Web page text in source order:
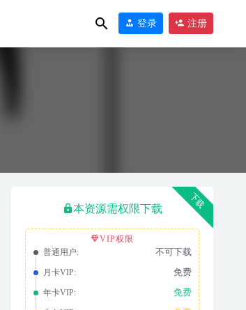
登录 注册
下载
本资源需权限下载
VIP权限
普通用户:
不可下载
月卡VIP: 免费
年卡VIP: 免费